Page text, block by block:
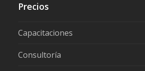
Precios
Capacitaciones
Consultoría